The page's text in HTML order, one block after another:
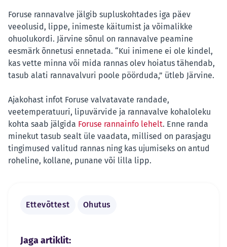
Foruse rannavalve jälgib supluskohtades iga päev
veeolusid, lippe, inimeste käitumist ja võimalikke
ohuolukordi. Järvine sõnul on rannavalve peamine
eesmärk õnnetusi ennetada. “Kui inimene ei ole kindel,
kas vette minna või mida rannas olev hoiatus tähendab,
tasub alati rannavalvuri poole pöörduda,” ütleb Järvine.
Ajakohast infot Foruse valvatavate randade,
veetemperatuuri, lipuvärvide ja rannavalve kohaloleku
kohta saab jälgida Foruse rannainfo lehelt. Enne randa
minekut tasub sealt üle vaadata, millised on parasjagu
tingimused valitud rannas ning kas ujumiseks on antud
roheline, kollane, punane või lilla lipp.
Ettevõttest Ohutus
Jaga artiklit: